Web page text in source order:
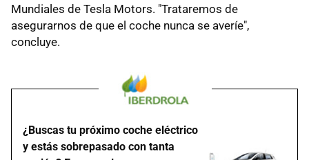
Mundiales de Tesla Motors. "Trataremos de
asegurarnos de que el coche nunca se averíe",
concluye.
¿Buscas tu próximo coche eléctrico
y estás sobrepasado con tanta